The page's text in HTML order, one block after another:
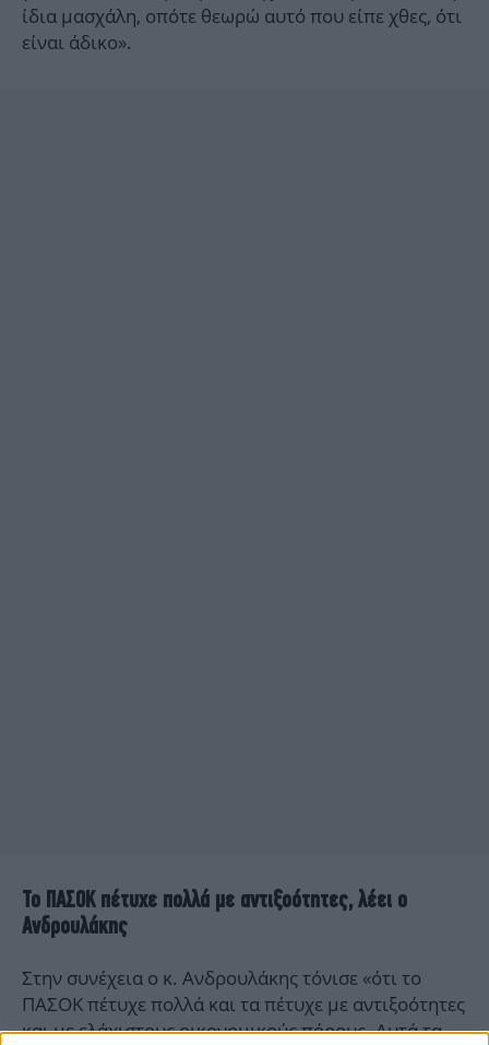
ίδια μασχάλη, οπότε θεωρώ αυτό που είπε χθες, ότι
είναι άδικο».
Το ΠΑΣΟΚ πέτυχε πολλά με αντιξοότητες, λέει ο
Ανδρουλάκης
Στην συνέχεια ο κ. Ανδρουλάκης τόνισε «ότι το
ΠΑΣΟΚ πέτυχε πολλά και τα πέτυχε με αντιξοότητες
και με ελάχιστους οικονομικούς πόρους. Αυτά τα